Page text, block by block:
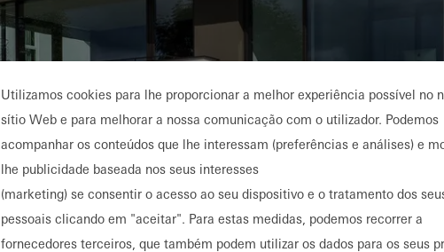
Descobrir
espaço
de
Utilizamos cookies para lhe proporcionar a melhor experiência possível no
sítio Web e para melhorar a nossa comunicação com o utilizador. Podemos
acompanhar os conteúdos que lhe interessam (preferências e análises) e
lhe publicidade baseada nos seus interesses
(marketing) se consentir o acesso ao seu dispositivo e o tratamento dos
pessoais clicando em "aceitar". Para estas medidas, podemos recorrer a
fornecedores terceiros, que também podem utilizar os dados para os seus